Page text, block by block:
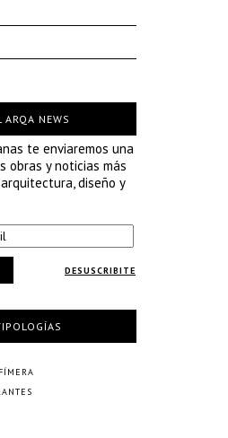
ARQA NEWS
te enviaremos una
obras y noticias más
diseño y
DESUSCRIBITE